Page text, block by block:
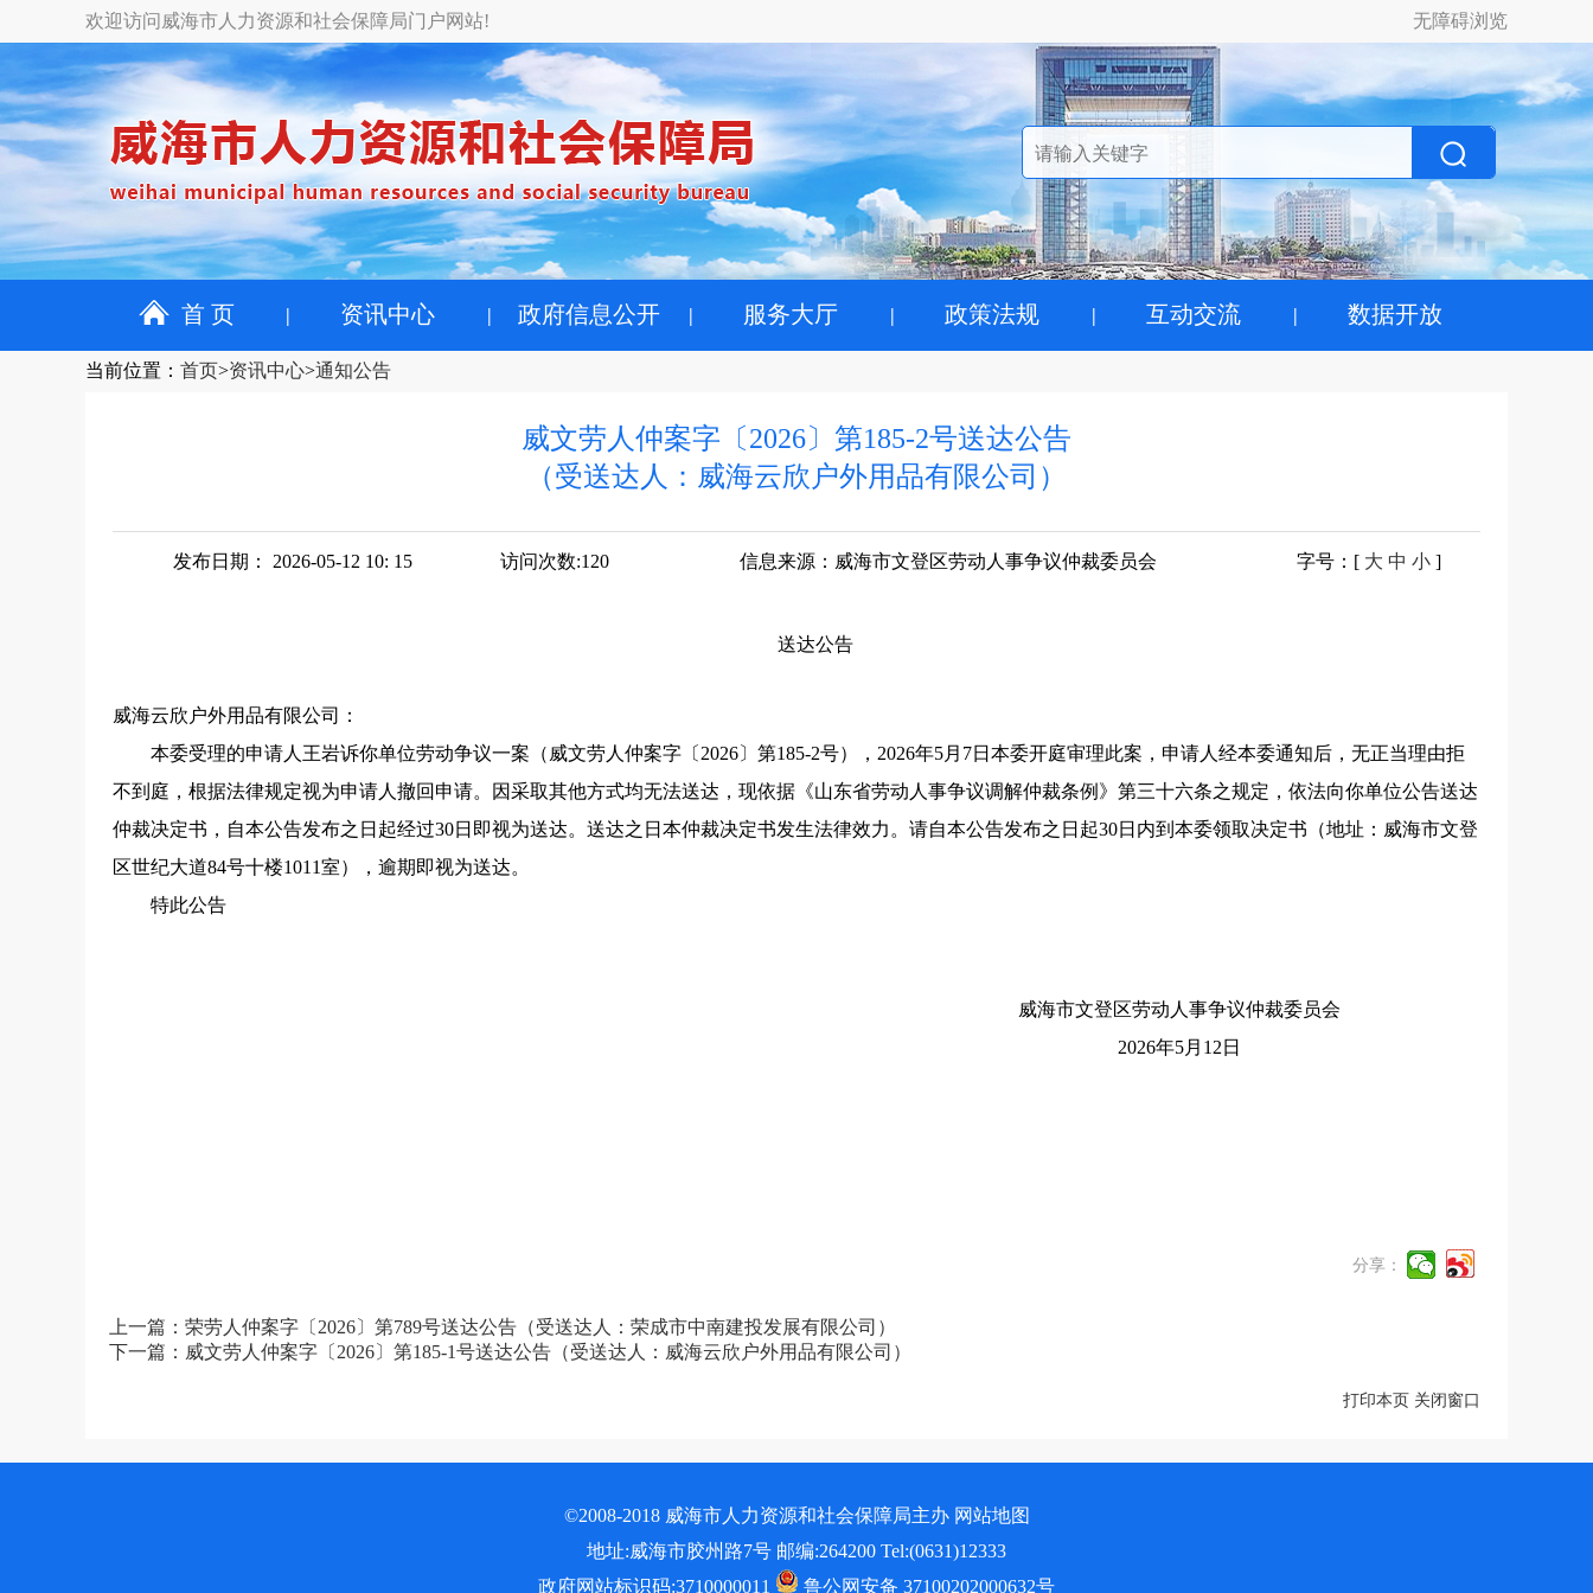
欢迎访问威海市人力资源和社会保障局门户网站! 无障碍浏览
首 页 资讯中心 政府信息公开 服务大厅 政策法规 互动交流 数据开放
当前位置 ： 首页>资讯中心>通知公告
威文劳人仲案字〔2026〕第185-2号送达公告
（受送达人：威海云欣户外用品有限公司）
发布日期： 2026-05-12 10: 15 访问次数:120 信息来源： 威海市文登区劳动人事争议仲裁委员会 字号 ：[ 大 中 小 ]
送达公告
威海云欣户外用品有限公司：
本委受理的申请人王岩诉你单位劳动争议一案（威文劳人仲案字〔2026〕第185-2号），2026年5月7日本委开庭审理此案，申请人经本委通知后，无正当理由拒
不到庭，根据法律规定视为申请人撤回申请。因采取其他方式均无法送达，现依据《山东省劳动人事争议调解仲裁条例》第三十六条之规定，依法向你单位公告送达
仲裁决定书，自本公告发布之日起经过30日即视为送达。送达之日本仲裁决定书发生法律效力。请自本公告发布之日起30日内到本委领取决定书（地址：威海市文登
区世纪大道84号十楼1011室），逾期即视为送达。
特此公告
威海市文登区劳动人事争议仲裁委员会
2026年5月12日
分享：
上一篇：荣劳人仲案字〔2026〕第789号送达公告（受送达人：荣成市中南建投发展有限公司）
下一篇：威文劳人仲案字〔2026〕第185-1号送达公告（受送达人：威海云欣户外用品有限公司）
打印本页 关闭窗口
©2008-2018 威海市人力资源和社会保障局主办 网站地图
地址:威海市胶州路7号 邮编:264200 Tel:(0631)12333
政府网站标识码:3710000011
鲁公网安备 37100202000632号